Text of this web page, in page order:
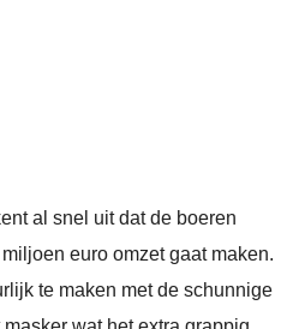
al snel uit dat de boeren
euro omzet gaat maken.
te maken met de schunnige